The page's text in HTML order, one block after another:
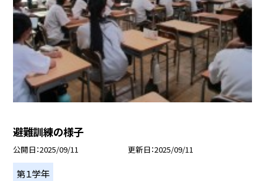
避難訓練の様子
公開日 2025/09/11 更新日 2025/09/11
第１学年